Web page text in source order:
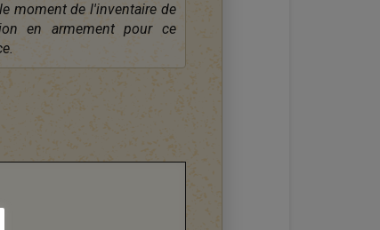
moment de l'inventaire de
en armement pour ce